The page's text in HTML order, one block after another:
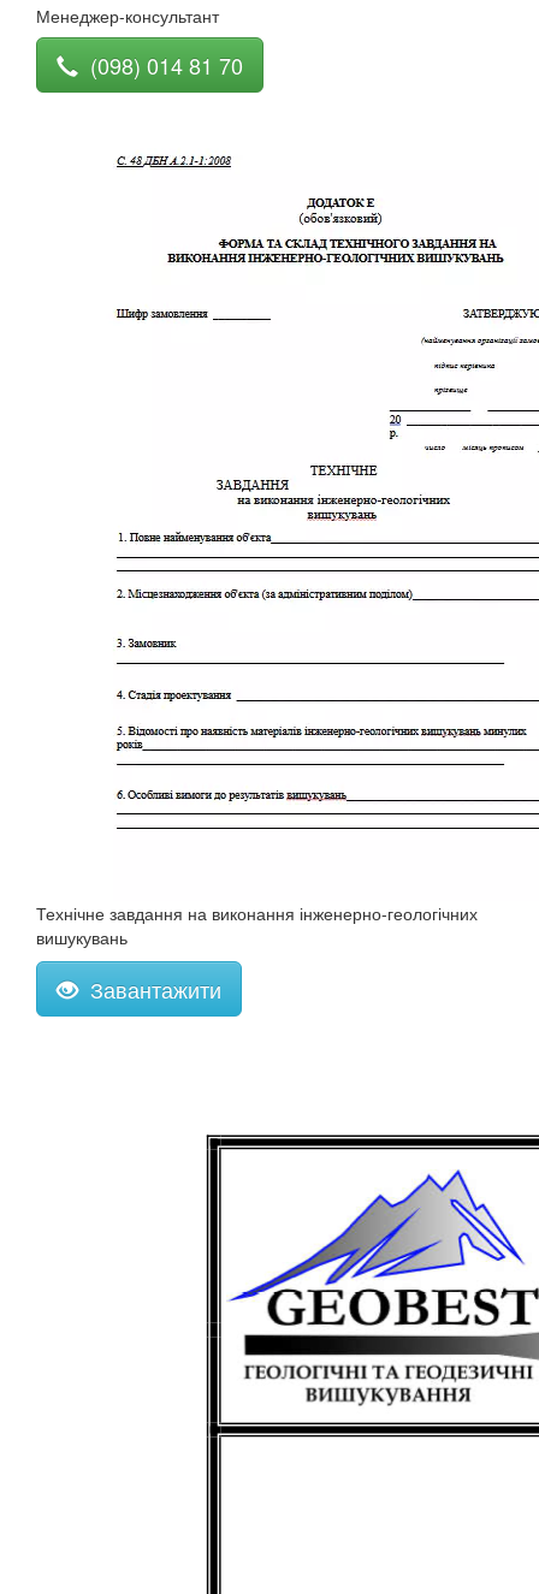
Менеджер-консультант
(098) 014 81 70
Технічне завдання на виконання інженерно-геологічних
вишукувань
Завантажити